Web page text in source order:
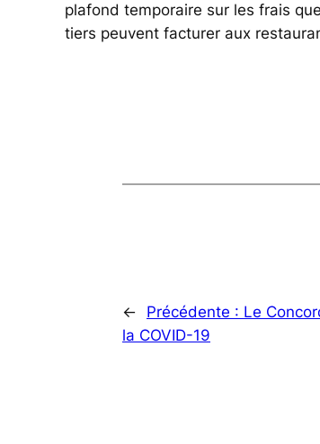
plafond temporaire sur les frais
tiers peuvent facturer aux
← Précédente : Le
la COVID-19